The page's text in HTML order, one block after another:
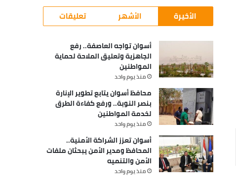
الأخيرة الأشهر تعليقات
أسوان تواجه العاصفة.. رفع
الجاهزية وتعليق الملاحة لحماية
المواطنين
منذ يوم واحد
محافظ أسوان يتابع تطوير الإنارة
بنصر النوبة.. ورفع كفاءة الطرق
لخدمة المواطنين
منذ يوم واحد
أسوان تعزز الشراكة الأمنية..
المحافظ ومدير الأمن يبحثان ملفات
الأمن والتنميه
منذ يوم واحد